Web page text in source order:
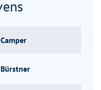
Camper
Bürstner